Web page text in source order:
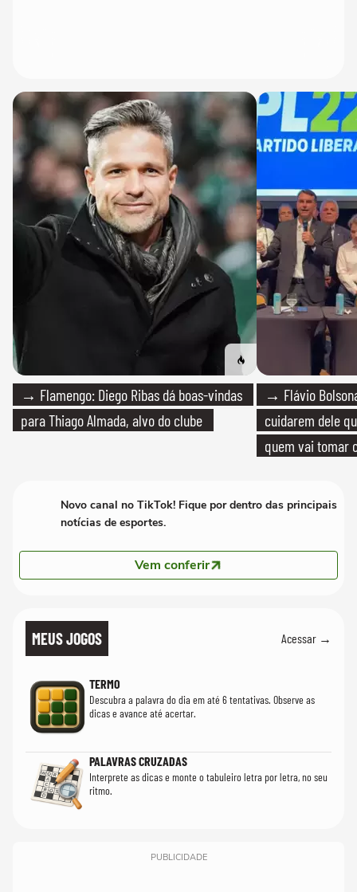
→ Flamengo: Diego Ribas dá boas-vindas
para Thiago Almada, alvo do clube
→ Flávio
cuidarem dele
quem vai tomar
Novo canal no TikTok! Fique por dentro das principais
notícias de esportes.
Vem conferir
MEUS JOGOS Acessar →
TERMO
Descubra a palavra do dia em até 6 tentativas. Observe as
dicas e avance até acertar.
PALAVRAS CRUZADAS
Interprete as dicas e monte o tabuleiro letra por letra, no seu
ritmo.
PUBLICIDADE